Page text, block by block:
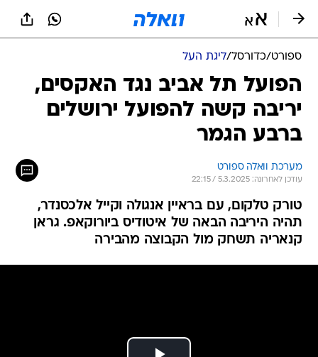
ספורט/כדורסל/ליגת העל
הפועל תל אביב נגד האקסים,
יריבה קשה להפועל ירושלים
ברבע הגמר
מערכת וואלה ספורט
עודכן לאחרונה: 5.3.2025 / 22:15
טורק טלקום, עם בראיין אנגולה וקייל אלכסנדר,
תהיה היריבה הבאה של איטודיס ביורוקאפ. גראן
קנאריה תשחק מול הקבוצה מהבירה